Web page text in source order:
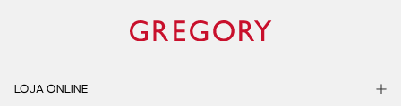
LOJA ONLINE